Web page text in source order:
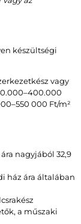
készültségi
vagy
000 Ft/m²
nagyjából 32,9
ház ára általában
a műszaki